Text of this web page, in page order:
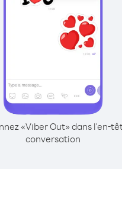
«Viber Out» dans l'en-
conversation